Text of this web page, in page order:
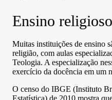
Ensino religioso
Muitas instituições de ensino
religião, com aulas
Teologia. A especialização
exercício da docência em um
O censo do IBGE (Instituto